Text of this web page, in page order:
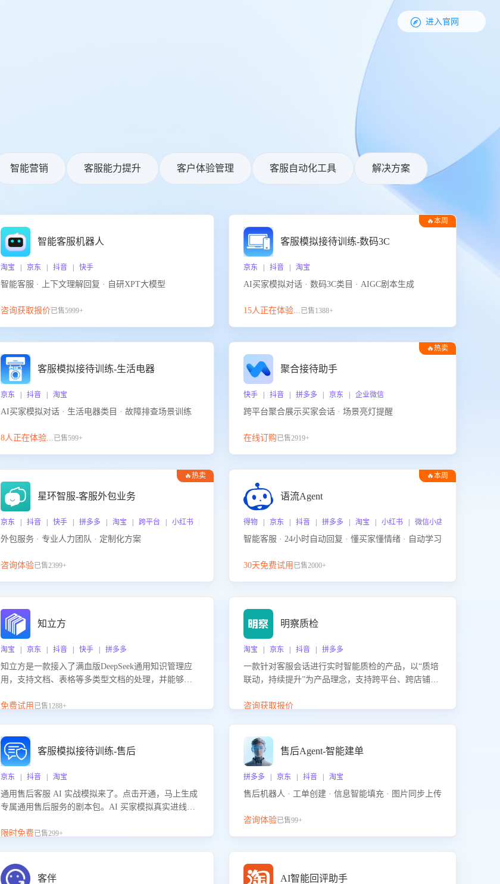
 进入官网
智能营销 客服能力提升 客户体验管理 客服自动化工具 解决方案
智能客服机器人
淘宝 | 京东 | 抖音 | 快手
智能客服 · 上下文理解回复 · 自研XPT大模型
咨询获取报价已售5999+
🔥本周
客服模拟接待训练-数码3C
京东 | 抖音 | 淘宝
AI买家模拟对话 · 数码3C类目 · AIGC剧本生成
15人正在体验...已售1388+
客服模拟接待训练-生活电器
京东 | 抖音 | 淘宝
AI买家模拟对话 · 生活电器类目 · 故障排查场景训练
8人正在体验...已售599+
🔥热卖
聚合接待助手
快手 | 抖音 | 拼多多 | 京东 | 企业微信
跨平台聚合展示买家会话 · 场景亮灯提醒
在线订购已售2919+
🔥热卖
星环智服-客服外包业务
京东 | 抖音 | 快手 | 拼多多 | 淘宝 | 跨平台 | 小红书 | 得物 | 企业微信
外包服务 · 专业人力团队 · 定制化方案
咨询体验已售2399+
🔥本周
语流Agent
得物 | 京东 | 抖音 | 拼多多 | 淘宝 | 小红书 | 微信小店 | 快手 | 唯品
智能客服 · 24小时自动回复 · 懂买家懂情绪 · 自动学习
30天免费试用 已售2000+
知立方
淘宝 | 京东 | 抖音 | 快手 | 拼多多
知立方是一款接入了满血版DeepSeek通用知识管理应
用，支持文档、表格等多类型文档的处理，并能够基
景提供强大的知识支持，帮助用户高效管理和利用知
免费试用 已售1288+
明察质检
淘宝 | 京东 | 抖音 | 拼多多
一款针对客服会话进行实时智能质检的产品，以“质培
联动，持续提升”为产品理念，支持跨平台、跨店铺的
联动，持续提升客服团队的销服能力。
咨询获取报价
客服模拟接待训练-售后
京东 | 抖音 | 淘宝
通用售后客服 AI 实战模拟来了。点击开通，马上生成
专属通用售后服务的剧本包。AI 买家模拟真实进线咨
咨询等售后场景的应对要点，轻松提升服务能力。
限时免费已售299+
售后Agent-智能建单
拼多多 | 京东 | 抖音 | 淘宝
售后机器人 · 工单创建 · 信息智能填充 · 图片同步上传
咨询体验已售99+
客伴 AI智能回评助手